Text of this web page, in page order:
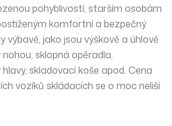
pohyblivostí, starším osobám
komfortní a bezpečný
výbavě, jako jsou výškově a úhlově
sklopná opěradla,
skladovací koše apod. Cena
vozíků skládacích se o moc neliší